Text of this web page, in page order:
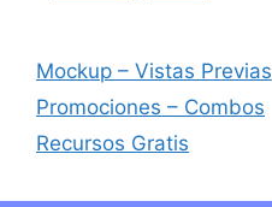
Mockup – Vistas Previas
Promociones – Combos
Recursos Gratis